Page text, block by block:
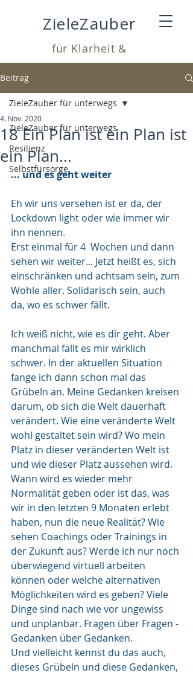
ZieleZauber
für Klarheit &
Beitrag
ZieleZauber für unterwegs
Resilienz
Selbstfürsorge
ZieleZauber für unterwegs
18 Ein Plan ist ein Plan ist
ein Plan...
4. Nov. 2020
... und es geht weiter
Eh wir uns versehen ist er da, der
Lockdown light oder wie immer wir
ihn nennen.
Erst einmal für 4  Wochen und dann
sehen wir weiter... Jetzt heißt es, sich
einschränken und achtsam sein, zum
Wohle aller. Solidarisch sein, auch
da, wo es schwer fällt.
Ich weiß nicht, wie es dir geht. Aber
manchmal fällt es mir wirklich
schwer. In der aktuellen Situation
fange ich dann schon mal das
Grübeln an. Meine Gedanken kreisen
darum, ob sich die Welt dauerhaft
verändert. Wie eine veränderte Welt
wohl gestaltet sein wird? Wo mein
Platz in dieser veränderten Welt ist
und wie dieser Platz aussehen wird.
Wann wird es wieder mehr
Normalität geben oder ist das, was
wir in den letzten 9 Monaten erlebt
haben, nun die neue Realität? Wie
sehen Coachings oder Trainings in
der Zukunft aus? Werde ich nur noch
überwiegend virtuell arbeiten
können oder welche alternativen
Möglichkeiten wird es geben? Viele
Dinge sind nach wie vor ungewiss
und unplanbar. Fragen über Fragen -
Gedanken über Gedanken.
Und vielleicht kennst du das auch,
dieses Grübeln und diese Gedanken,